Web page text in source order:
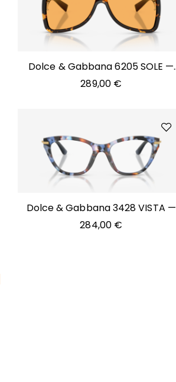
Dolce & Gabbana 6205 SOLE —
512/85
289,00 €
Dolce & Gabbana 3428 VISTA —
3443
284,00 €